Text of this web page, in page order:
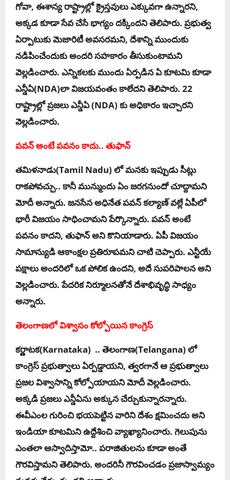
గోవా, ఈశాన్య రాష్ట్రాల్లో క్రైస్త‌వులు ఎక్కువ‌గా ఉన్నార‌ని,
అక్క‌డ కూడా సేవ చేసే భాగ్యం ద‌క్కిందని తెలిపారు. ప్ర‌భుత్వ
ఏర్పాటుకు మెజారిటీ అవ‌స‌రమ‌ని, దేశాన్ని ముందుకు
న‌డిపించేందుకు అంద‌రి స‌హ‌కారం తీసుకుంటామ‌ని
వెల్ల‌డించారు. ఎన్నిక‌ల‌కు ముందు ఏర్ప‌డిన ఏ కూట‌మి కూడా
ఎన్డీఏ(NDA)లా విజ‌య‌వంతం కాలేదని తెలిపారు. 22
రాష్ట్రాల్లో ప్ర‌జ‌లు ఎన్డీఏ (NDA) కు అధికారం ఇచ్చారని
వెల్ల‌డించారు.
ప‌వ‌న్ అంటే ప‌వ‌నం కాదు.. తుఫాన్
త‌మిళ‌నాడు(Tamil Nadu) లో మ‌న‌కు ఇప్పుడు సీట్లు
రాక‌పోవ‌చ్చు.. కానీ మున్ముందు ఏం జ‌ర‌గ‌నుందో చూద్దామ‌ని
మోదీ అన్నారు. జ‌న‌సేన అధినేత ప‌వ‌న్ క‌ల్యాణ్ వ‌ల్లే ఏపీలో
భారీ విజ‌యం సాధించామ‌ని పేర్కొన్నారు. ప‌వ‌న్ అంటే
ప‌వ‌నం కాద‌ని, తుఫాన్ అని కొనియాడారు. ఏపీ విజ‌యం
సామాన్యుడి ఆకాంక్ష‌ల ప్ర‌తిరూపమ‌ని చాటి చెప్పారు. ఎన్టీయే
ప‌క్షాలు అంద‌రిలో ఒక పోలిక ఉంద‌ని, అదే సుప‌రిపాల‌న అని
వెల్ల‌డించారు. పేద‌రిక నిర్మూల‌న‌తోనే దేశాభివృద్ధి సాధ్యం
అన్నారు.
తెలంగాణ‌లో విశ్వాసం కోల్పోయిన‌ కాంగ్రెస్
క‌ర్ణాట‌క‌(Karnataka) .. తెలంగాణ‌(Telangana) లో
కాంగ్రెస్ ప్ర‌భుత్వాలు ఏర్ప‌డ్డాయ‌ని, త్వ‌ర‌గానే ఆ ప్ర‌భుత్వాలు
ప్ర‌జ‌ల విశ్వాసాన్ని కోల్పోయాయ‌ని మోదీ వెల్ల‌డించారు.
అక్క‌డి ప్ర‌జ‌లు ఎన్డీఏను అక్కున చేర్చుకున్నార‌న్నారు.
ఈవీఎంల‌ గురించి భ‌య‌పెట్టిన వారిని దేశం క్ష‌మించ‌దు అని
ఇండియా కూట‌మిని ఉద్దేశించి వ్యాఖ్యానించారు. గెలుపును
ఎంత‌లా ఆస్వాదిస్తామో.. ప‌రాజితుల‌ను కూడా అంతే
గౌర‌విస్తామ‌ని తెలిపారు. అంద‌రినీ గౌర‌వించ‌డం ప్ర‌జాస్వామ్యం